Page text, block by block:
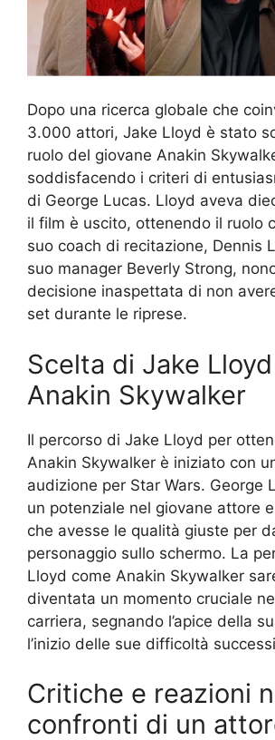
Dopo una ricerca globale che
3.000 attori, Jake Lloyd è stato
ruolo del giovane Anakin
soddisfacendo i criteri di
di George Lucas. Lloyd aveva
il film è uscito, ottenendo il ruolo
suo coach di recitazione, Dennis
suo manager Beverly Strong,
decisione inaspettata di non
set durante le riprese.
Scelta di Jake
Anakin Skywalker
Il percorso di Jake Lloyd per
Anakin Skywalker è iniziato con
audizione per Star Wars. George
un potenziale nel giovane attore
che avesse le qualità giuste per
personaggio sullo schermo. La
Lloyd come Anakin Skywalker
diventata un momento cruciale
carriera, segnando l’apice della
l’inizio delle sue difficoltà
Critiche e reazioni
confronti di un